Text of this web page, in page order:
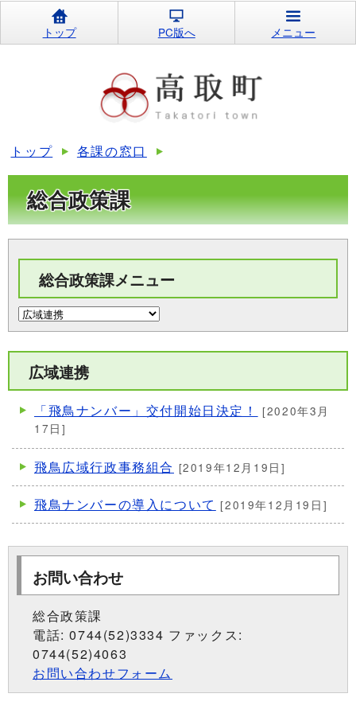
トップ PC版へ メニュー
トップ 各課の窓口
総合政策課
総合政策課メニュー
広域連携
「飛鳥ナンバー」交付開始日決定！ [2020年3月
17日]
飛鳥広域行政事務組合 [2019年12月19日]
飛鳥ナンバーの導入について [2019年12月19日]
お問い合わせ
総合政策課
電話: 0744(52)3334 ファックス:
0744(52)4063
お問い合わせフォーム